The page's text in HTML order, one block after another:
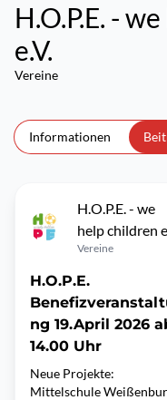
H.O.P.E. -
e.V.
Vereine
Informationen
H.O.P.E. - we
help children
Vereine
H.O.P.E.
ng 19.April 2026
14.00 Uhr
Neue Projekte:
Mittelschule